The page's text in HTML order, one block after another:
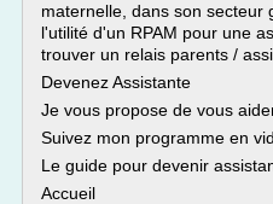
maternelle, dans son secteur
l'utilité d'un RPAM pour une
trouver un relais parents /
Devenez Assistante
Je vous propose de vous
Suivez mon programme en
Le guide pour devenir
Accueil